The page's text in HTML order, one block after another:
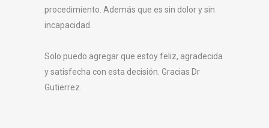
procedimiento. Además que es sin dolor y sin
incapacidad.
Solo puedo agregar que estoy feliz, agradecida
y satisfecha con esta decisión. Gracias Dr
Gutierrez.